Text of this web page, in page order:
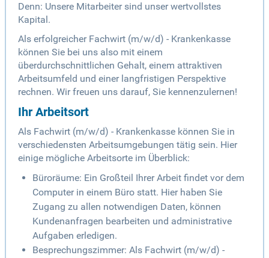
Denn: Unsere Mitarbeiter sind unser wertvollstes
Kapital.
Als erfolgreicher Fachwirt (m/w/d) - Krankenkasse
können Sie bei uns also mit einem
überdurchschnittlichen Gehalt, einem attraktiven
Arbeitsumfeld und einer langfristigen Perspektive
rechnen. Wir freuen uns darauf, Sie kennenzulernen!
Ihr Arbeitsort
Als Fachwirt (m/w/d) - Krankenkasse können Sie in
verschiedensten Arbeitsumgebungen tätig sein. Hier
einige mögliche Arbeitsorte im Überblick:
Büroräume: Ein Großteil Ihrer Arbeit findet vor dem
Computer in einem Büro statt. Hier haben Sie
Zugang zu allen notwendigen Daten, können
Kundenanfragen bearbeiten und administrative
Aufgaben erledigen.
Besprechungszimmer: Als Fachwirt (m/w/d) -